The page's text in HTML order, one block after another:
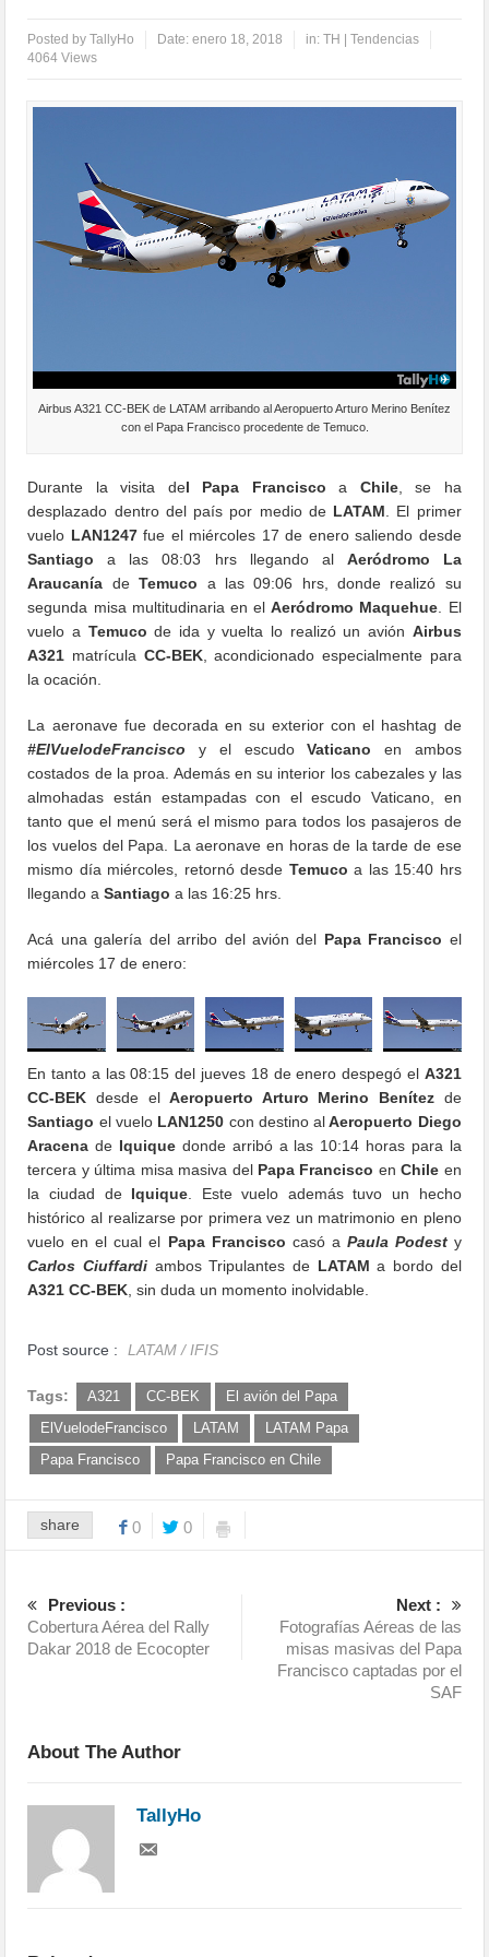
Posted byTallyHo Date:enero 18, 2018 in:TH | Tendencias
4064 Views
Airbus A321 CC-BEK de LATAM arribando al Aeropuerto Arturo Merino Benítez
con el Papa Francisco procedente de Temuco.
Durante la visita del Papa Francisco a Chile, se ha
desplazado dentro del país por medio de LATAM. El primer
vuelo LAN1247fue el miércoles 17 de enero saliendo desde
Santiago a las 08:03 hrs llegando al Aeródromo La
Araucanía deTemuco a las 09:06 hrs, donde realizó su
segunda misa multitudinaria en elAeródromo Maquehue. El
vuelo a Temuco de ida y vuelta lo realizó un avión Airbus
A321 matrícula CC-BEK, acondicionado especialmente para
la ocación.
La aeronave fue decorada en su exterior con el hashtag de
#ElVuelodeFrancisco y el escudoVaticano en ambos
costados de la proa. Además en su interior los cabezales y las
almohadas están estampadas con el escudo Vaticano, en
tanto que el menú será el mismo para todos los pasajeros de
los vuelos del Papa. La aeronave en horas de la tarde de ese
mismo día miércoles, retornó desde Temuco a las 15:40 hrs
llegando aSantiago a las 16:25 hrs.
Acá una galería del arribo del avión del Papa Francisco el
miércoles 17 de enero:
En tanto a las 08:15 del jueves 18 de enero despegó el A321
CC-BEK desde elAeropuerto Arturo Merino Benítezde
Santiago el vuelo LAN1250 con destino alAeropuerto Diego
Aracena de Iquique donde arribó a las 10:14 horas para la
tercera y última misa masiva del Papa Francisco enChile en
la ciudad de Iquique. Este vuelo además tuvo un hecho
histórico al realizarse por primera vez un matrimonio en pleno
vuelo en el cual el Papa Francisco casó a Paula Podest y
Carlos Ciuffardi ambos Tripulantes de LATAM a bordo del
A321 CC-BEK, sin duda un momento inolvidable.
Post source : LATAM / IFIS
Tags: A321 CC-BEK
El avión del Papa
ElVuelodeFrancisco
LATAM
LATAM Papa
Papa Francisco
Papa Francisco en Chile
share 0 0
Previous :
Cobertura Aérea del Rally
Dakar 2018 de Ecocopter
Next :
Fotografías Aéreas de las
misas masivas del Papa
Francisco captadas por el
SAF
About The Author
TallyHo